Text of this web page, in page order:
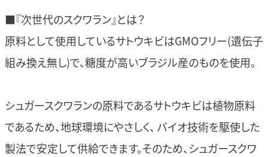
■『次世代のスクワラン』とは？
原料として使用しているサトウキビはGMOフリー(遺伝子
組み換え無し)で、糖度が高いブラジル産のものを使用。
シュガースクワランの原料であるサトウキビは植物原料
であるため、地球環境にやさしく、 バイオ技術を駆使した
製法で安定して供給できます。そのため、シュガースクワ